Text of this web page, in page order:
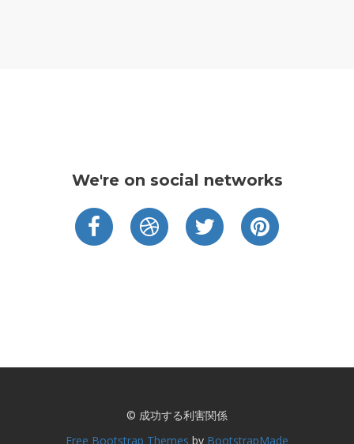
We're on social networks
© 成功する利害関係
Free Bootstrap Themes by BootstrapMade